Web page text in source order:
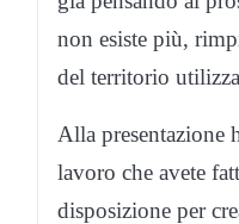
non esiste più,
del territorio
Alla presentazione
lavoro che avete
disposizione per